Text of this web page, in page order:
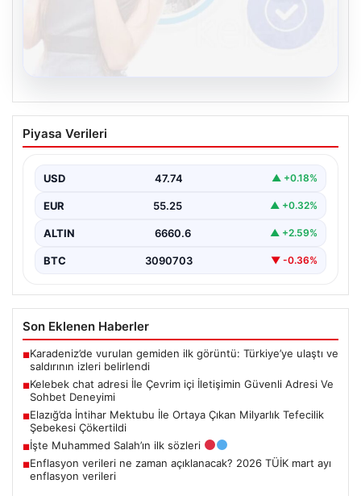
Kelebek chat adresi İle Çevrim içi
İletişimin Güvenli Adresi Ve Sohbet
Dijital çağında bireylerin seviyeli bir şekilde iletişim
Piyasa Verileri
USD 47.74 ▲ +0.18%
EUR 55.25 ▲ +0.32%
ALTIN 6660.6 ▲ +2.59%
BTC 3090703 ▼ -0.36%
Son Eklenen Haberler
■Karadeniz’de vurulan gemiden ilk görüntü: Türkiye’ye ulaştı ve
saldırının izleri belirlendi
■Kelebek chat adresi İle Çevrim içi İletişimin Güvenli Adresi Ve
Sohbet Deneyimi
■Elazığ’da İntihar Mektubu İle Ortaya Çıkan Milyarlık Tefecilik
Şebekesi Çökertildi
■İşte Muhammed Salah’ın ilk sözleri
■Enflasyon verileri ne zaman açıklanacak? 2026 TÜİK mart ayı
enflasyon verileri